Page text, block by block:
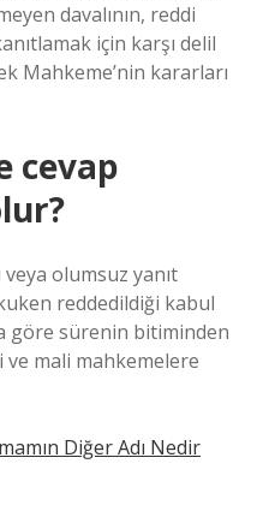
davalının, reddi
için karşı delil
Mahkeme’nin kararları
cevap
olumsuz yanıt
reddedildiği kabul
göre sürenin bitiminden
mali mahkemelere
Diğer Adı Nedir